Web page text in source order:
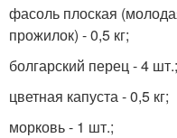
фасоль плоская
прожилок) - 0,5 кг;
болгарский перец - 4 шт.;
цветная капуста - 0,5 кг;
морковь - 1 шт.;